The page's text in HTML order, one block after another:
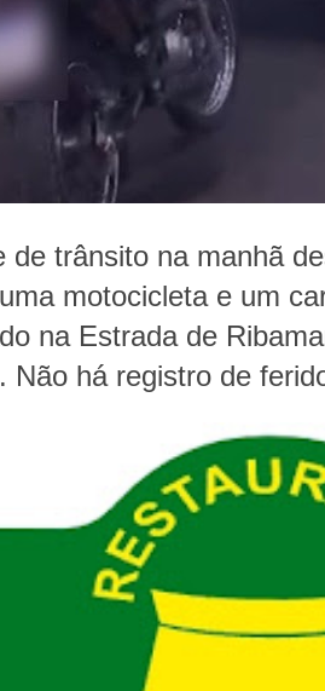
de trânsito na manhã
motocicleta e um
na Estrada de
Não há registro de